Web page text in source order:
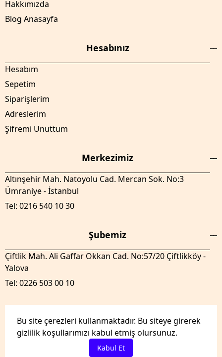
Bu site çerezleri kullanmaktadır. Bu siteye girerek
gizlilik koşullarımızı kabul etmiş olursunuz.
Kabul Et
Hakkımızda
Blog Anasayfa
Hesabınız
Hesabım
Sepetim
Siparişlerim
Adreslerim
Şifremi Unuttum
Merkezimiz
Altınşehir Mah. Natoyolu Cad. Mercan Sok. No:3
Ümraniye - İstanbul
Tel: 0216 540 10 30
Şubemiz
Çiftlik Mah. Ali Gaffar Okkan Cad. No:57/20 Çiftlikköy -
Yalova
Tel: 0226 503 00 10
GenelTedaril.com Tüm hakları saklıdır.